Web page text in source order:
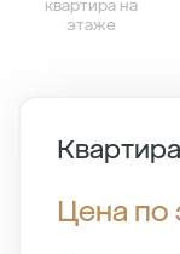
квартира на
этаже
Цена по